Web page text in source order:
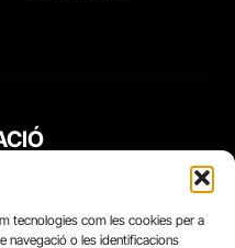
tecnologies com les cookies per a
navegació o les identificacions